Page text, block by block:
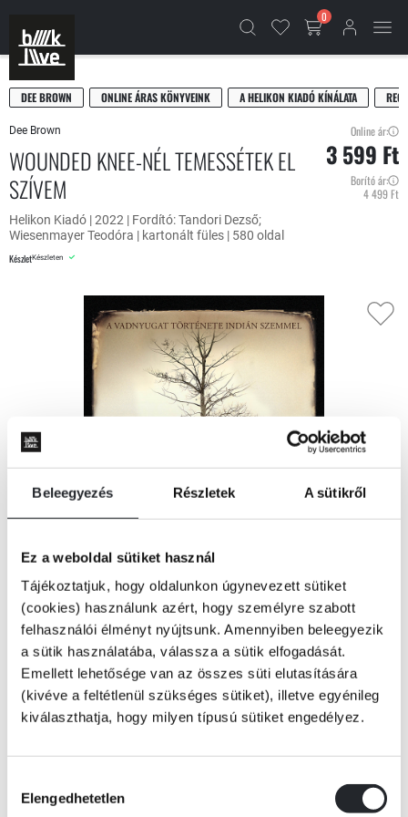
Beleegyezés Részletek A sütikről
Ez a weboldal sütiket használ
Tájékoztatjuk, hogy oldalunkon úgynevezett sütiket
(cookies) használunk azért, hogy személyre szabott
felhasználói élményt nyújtsunk. Amennyiben beleegyezik
a sütik használatába, válassza a sütik elfogadását.
Emellett lehetősége van az összes süti elutasítására
(kivéve a feltétlenül szükséges sütiket), illetve egyénileg
kiválaszthatja, hogy milyen típusú sütiket engedélyez.
kiválasztása
Elengedhetetlen
0
DEE BROWN ONLINE ÁRAS KÖNYVEINK A HELIKON KIADÓ KÍNÁLATA
Dee Brown
WOUNDED KNEE-NÉL TEMESSÉTEK EL
SZÍVEM
Helikon Kiadó | 2022 | Fordító: Tandori Dezső;
Wiesenmayer Teodóra | kartonált füles | 580 oldal
KészletKészleten
Online ár:
3 599 Ft
Borító ár:
4 499 Ft